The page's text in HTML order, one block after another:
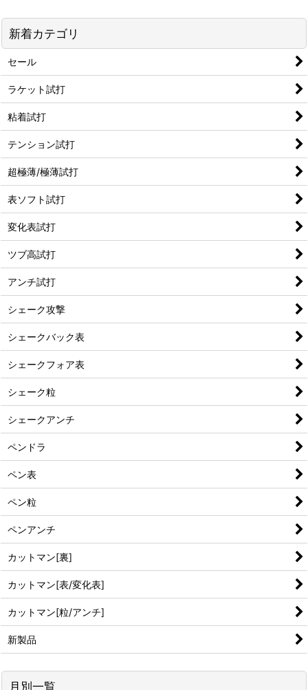
新着カテゴリ
セール
ラケット試打
粘着試打
テンション試打
超極薄/極薄試打
表ソフト試打
変化表試打
ツブ高試打
アンチ試打
シェーク攻撃
シェークバック表
シェークフォア表
シェーク粒
シェークアンチ
ペンドラ
ペン表
ペン粒
ペンアンチ
カットマン[裏]
カットマン[表/変化表]
カットマン[粒/アンチ]
新製品
月別一覧